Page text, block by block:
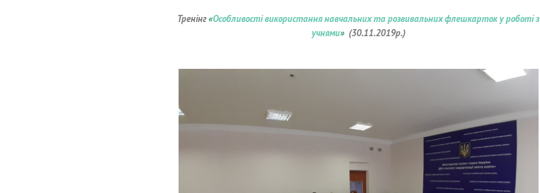
Тренінг«Особливості використання навчальних та розвивальних флешкарток у роботі з
учнями» (30.11.2019р.)